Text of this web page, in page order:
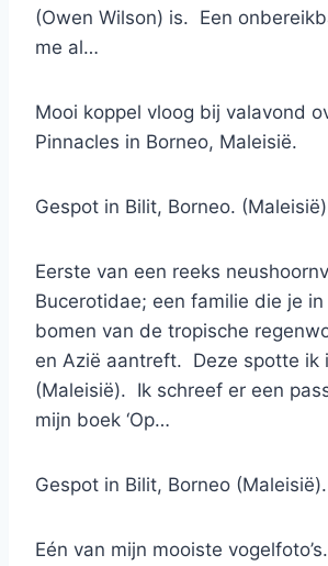
(Owen Wilson) is. Een
me al…
Mooi koppel vloog bij valavond
Pinnacles in Borneo, Maleisië.
Gespot in Bilit, Borneo. (Maleisië)
Eerste van een reeks
Bucerotidae; een familie die je
bomen van de tropische
en Azië aantreft. Deze spotte ik
(Maleisië). Ik schreef er een
mijn boek ‘Op…
Gespot in Bilit, Borneo (Maleisië).
Eén van mijn mooiste